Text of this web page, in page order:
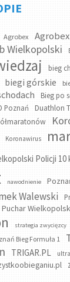
Agrobex
Wielkopolski
bieg
biegi górskie
Bieg po
Poznań Duathlon
Koronawirus
Policji 10
nawodnienie
Walewski
Puchar
strategia zwycięzcy
Bieg Formuła 1
TRIGAR.PL